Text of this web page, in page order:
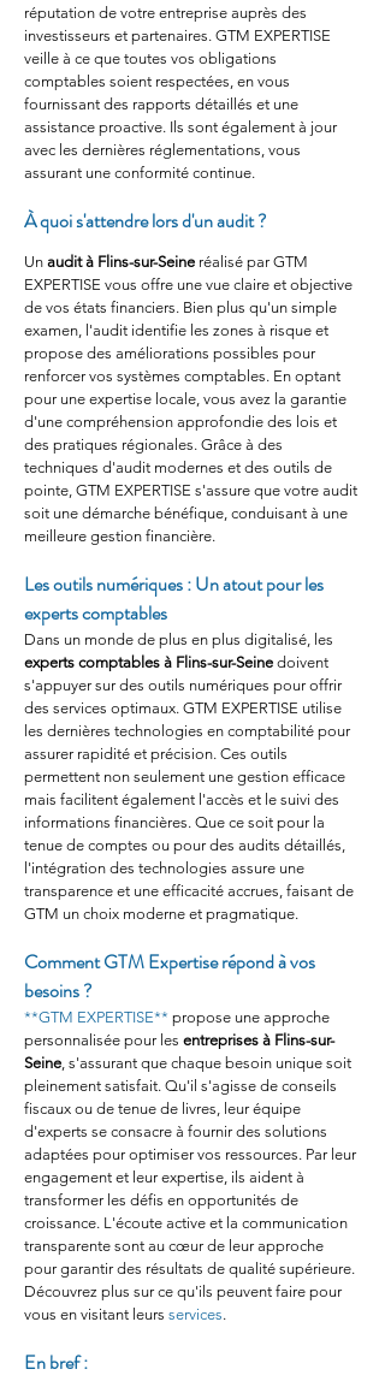
réputation de votre entreprise auprès des
investisseurs et partenaires. GTM EXPERTISE
veille à ce que toutes vos obligations
comptables soient respectées, en vous
fournissant des rapports détaillés et une
assistance proactive. Ils sont également à jour
avec les dernières réglementations, vous
assurant une conformité continue.
À quoi s'attendre lors d'un audit ?
Un audit à Flins-sur-Seine réalisé par GTM
EXPERTISE vous offre une vue claire et objective
de vos états financiers. Bien plus qu'un simple
examen, l'audit identifie les zones à risque et
propose des améliorations possibles pour
renforcer vos systèmes comptables. En optant
pour une expertise locale, vous avez la garantie
d'une compréhension approfondie des lois et
des pratiques régionales. Grâce à des
techniques d'audit modernes et des outils de
pointe, GTM EXPERTISE s'assure que votre audit
soit une démarche bénéfique, conduisant à une
meilleure gestion financière.
Les outils numériques : Un atout pour les
experts comptables
Dans un monde de plus en plus digitalisé, les
experts comptables à Flins-sur-Seine doivent
s'appuyer sur des outils numériques pour offrir
des services optimaux. GTM EXPERTISE utilise
les dernières technologies en comptabilité pour
assurer rapidité et précision. Ces outils
permettent non seulement une gestion efficace
mais facilitent également l'accès et le suivi des
informations financières. Que ce soit pour la
tenue de comptes ou pour des audits détaillés,
l'intégration des technologies assure une
transparence et une efficacité accrues, faisant de
GTM un choix moderne et pragmatique.
Comment GTM Expertise répond à vos
besoins ?
**GTM EXPERTISE** propose une approche
personnalisée pour les entreprises à Flins-sur-
Seine, s'assurant que chaque besoin unique soit
pleinement satisfait. Qu'il s'agisse de conseils
fiscaux ou de tenue de livres, leur équipe
d'experts se consacre à fournir des solutions
adaptées pour optimiser vos ressources. Par leur
engagement et leur expertise, ils aident à
transformer les défis en opportunités de
croissance. L'écoute active et la communication
transparente sont au cœur de leur approche
pour garantir des résultats de qualité supérieure.
Découvrez plus sur ce qu'ils peuvent faire pour
vous en visitant leurs services.
En bref :